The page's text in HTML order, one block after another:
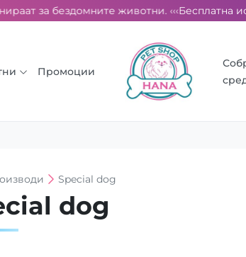
за бездомните животни. ‹‹‹Бесплатна
Промоции
Special dog
dog